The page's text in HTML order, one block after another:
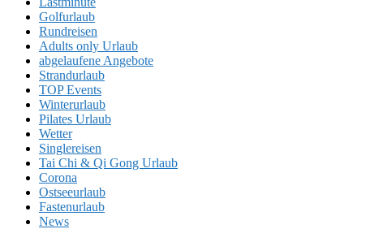
Golfurlaub
Rundreisen
Adults only Urlaub
abgelaufene Angebote
Strandurlaub
TOP Events
Winterurlaub
Pilates Urlaub
Wetter
Singlereisen
Tai Chi & Qi Gong Urlaub
Corona
Ostseeurlaub
Fastenurlaub
News